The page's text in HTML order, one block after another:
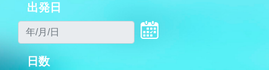
出発日
日数